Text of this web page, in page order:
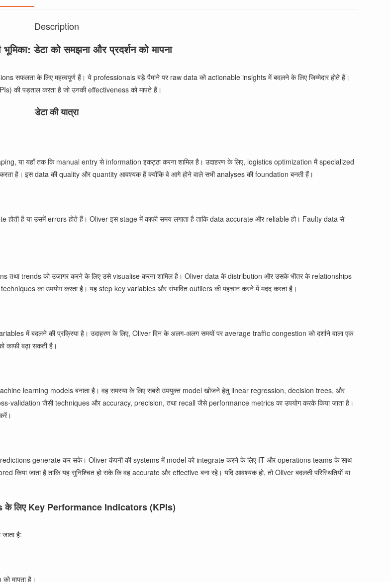
Description
भूमिका: डेटा को समझना और प्रदर्शन को मापना
सफलता के लिए महत्वपूर्ण हैं। ये professionals बड़े पैमाने पर raw data को actionable insights में बदलने के लिए जिम्मेदार होते हैं।
की पड़ताल करता है जो उनकी effectiveness को मापते हैं।
डेटा की यात्रा
या यहाँ तक कि manual entry से information इकट्ठा करना शामिल है। उदाहरण के लिए, logistics optimization में specialized
है। इस data की quality और quantity आवश्यक हैं क्योंकि वे आगे होने वाले सभी analyses की foundation बनती हैं।
होती है या उसमें errors होते हैं। Oliver इस stage में काफी समय लगाता है ताकि data accurate और reliable हो। Faulty data से
तथा trends को उजागर करने के लिए उसे visualise करना शामिल है। Oliver data के distribution और उसके भीतर के relationships
का उपयोग करता है। यह step key variables और संभावित outliers की पहचान करने में मदद करता है।
में बदलने की प्रक्रिया है। उदाहरण के लिए, Oliver दिन के अलग-अलग समयों पर average traffic congestion को दर्शाने वाला एक
बढ़ा सकती है।
learning models बनाता है। वह समस्या के लिए सबसे उपयुक्त model खोजने हेतु linear regression, decision trees, और
validation जैसी techniques और accuracy, precision, तथा recall जैसे performance metrics का उपयोग करके किया जाता है।
generate कर सके। Oliver कंपनी की systems में model को integrate करने के लिए IT और operations teams के साथ
जाता है ताकि यह सुनिश्चित हो सके कि वह accurate और effective बना रहे। यदि आवश्यक हो, तो Oliver बदलती परिस्थितियों या
के लिए Key Performance Indicators (KPIs)
है:
मापता है।